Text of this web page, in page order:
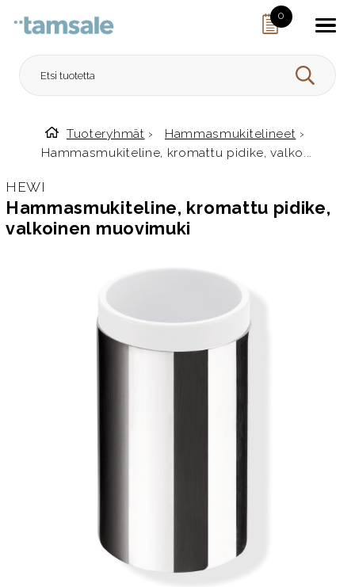
0
HAE
Etusivulle
Tuoteryhmät › Hammasmukitelineet ›
Hammasmukiteline, kromattu pidike, valko...
HEWI
Hammasmukiteline, kromattu pidike,
valkoinen muovimuki